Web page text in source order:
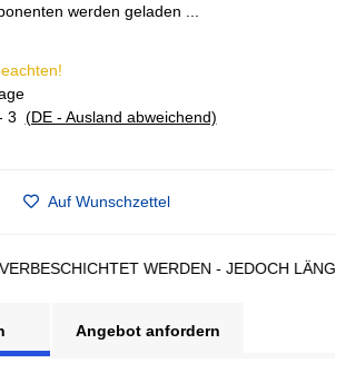
werden geladen ...
3 (DE - Ausland abweichend)
Auf Wunschzettel
WERDEN - JEDOCH LÄNGERE
Angebot anfordern